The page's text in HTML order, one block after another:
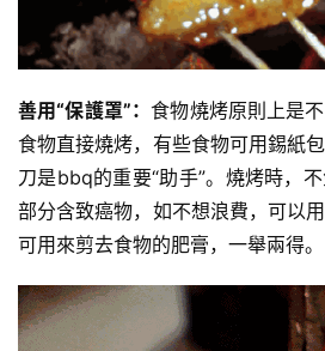
善用“保護罩”：食物燒烤原則上是
食物直接燒烤，有些食物可用錫紙
刀是bbq的重要“助手”。燒烤時，
部分含致癌物，如不想浪費，可以
可用來剪去食物的肥膏，一舉兩得。